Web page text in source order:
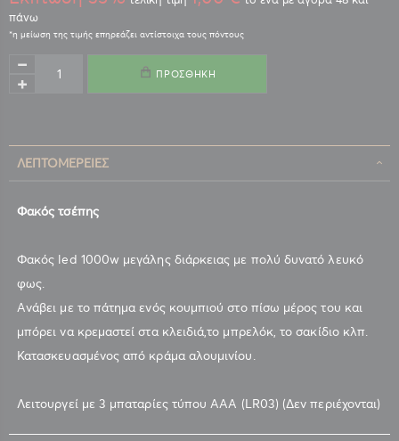
πάνω
ΠΡΟΣΘΉΚΗ
ΛΕΠΤΟΜΈΡΕΙΕΣ
Φακός τσέπης
Φακός led 1000w μεγάλης διάρκειας με πολύ δυνατό λευκό
φως.
Ανάβει με το πάτημα ενός κουμπιού στο πίσω μέρος του και
μπόρει να κρεμαστεί στα κλειδιά,το μπρελόκ, το σακίδιο κλπ.
Κατασκευασμένος από κράμα αλουμινίου.
Λειτουργεί με 3 μπαταρίες τύπου ΑΑΑ (LR03) (Δεν περιέχονται)